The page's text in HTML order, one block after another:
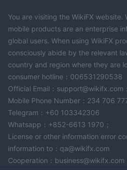
비디오 가이드: 비디오 가이드는 멀티
를 효과적으로 전달하는 시각적 학습
Sky-Markets의 교육 자료는 튜토리얼,
드를 포함하여 다양한 기술 수준의 트
다. 트레이더가 단계별 지침, 실시간 대
는 시각적 가이드를 선호하는지에 관
용자가 선호하는 학습 형식을 선택할
으로, 이러한 교육 자료는 금융 시장의
한 지식과 기술을 갖춘 트레이더들에게
결론
요약하면, Sky-Markets은 다양한 시장
유형을 제공하여 트레이더에게 유연성
You are visiting the WikiFX website.
mobile products are an enterprise
global users. When using WikiFX
consciously abide by the relevant
country and region where they are
consumer hotline：006531290538
Official Email：support@wikifx.com；
Mobile Phone Number：234 706
Telegram：+60 103342306
Whatsapp：+852-6613 1970；
License or other information error
information to：qa@wikifx.com
Cooperation：business@wikifx.com